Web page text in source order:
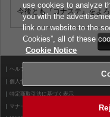
今後とも『コナステ』をよ
ヘルプ
個人情報等保護方針
特定商取引法に基づく表示
マナー＆ルール
use cookies to analyze
you with the
link our website to the
Cookies”, all of these
Cookie Notice